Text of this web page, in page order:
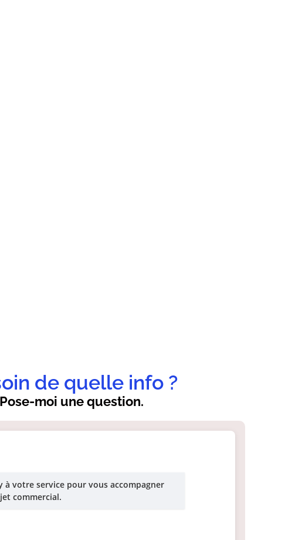
à votre service pour vous accompagner
commercial.
Pose-moi une question.
de quelle info ?